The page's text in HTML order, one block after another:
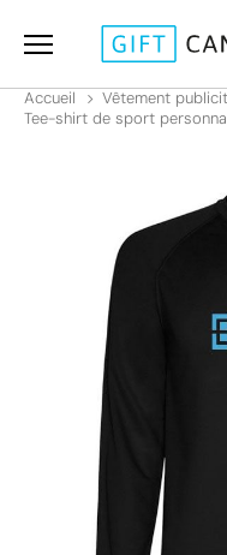
Accueil
Vêtement
Tee-shirt de sport